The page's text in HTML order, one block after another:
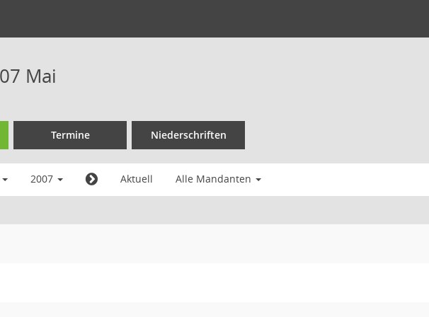
Mai
Termine Niederschriften
2007 Aktuell Alle Mandanten